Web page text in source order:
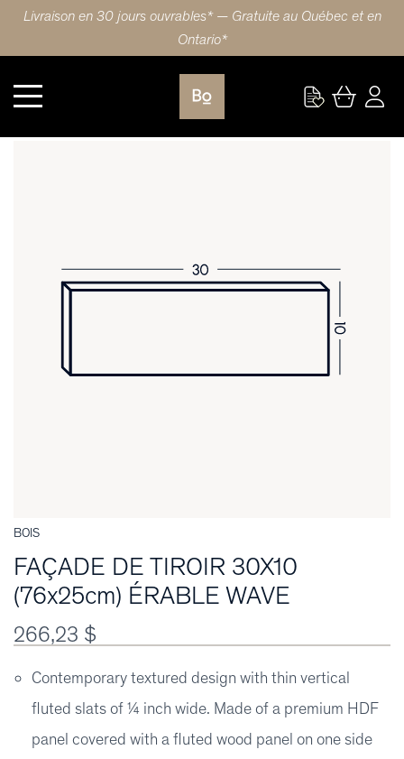
Livraison en 30 jours ouvrables* — Gratuite au Québec et en
Ontario*
Cuisine FAÇADE DE TIROIR 30X10 (76x25cm) ÉRABLE WAVE
BOIS
FAÇADE DE TIROIR 30X10
(76x25cm) ÉRABLE WAVE
266,23 $
Contemporary textured design with thin vertical
fluted slats of ¼ inch wide. Made of a premium HDF
panel covered with a fluted wood panel on one side